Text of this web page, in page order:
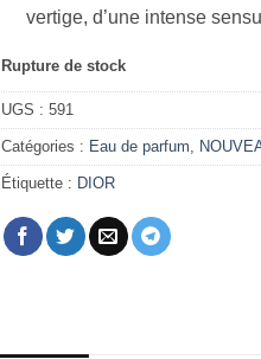
vertige, d’une intense
Rupture de stock
UGS : 591
Catégories : Eau de parfum
Étiquette : DIOR